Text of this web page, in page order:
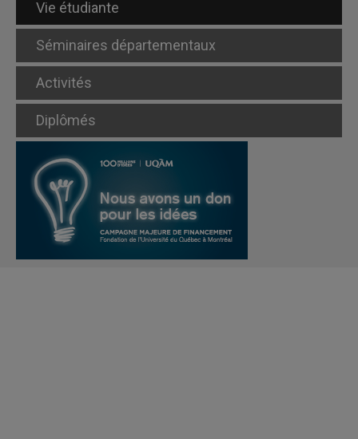
Vie étudiante
Séminaires départementaux
Activités
Diplômés